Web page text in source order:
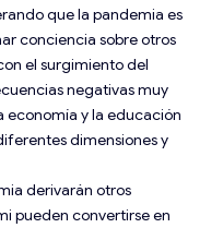
que la pandemia es
conciencia sobre otros
el surgimiento del
negativas muy
economía y la educación
dimensiones y
derivarán otros
pueden convertirse en